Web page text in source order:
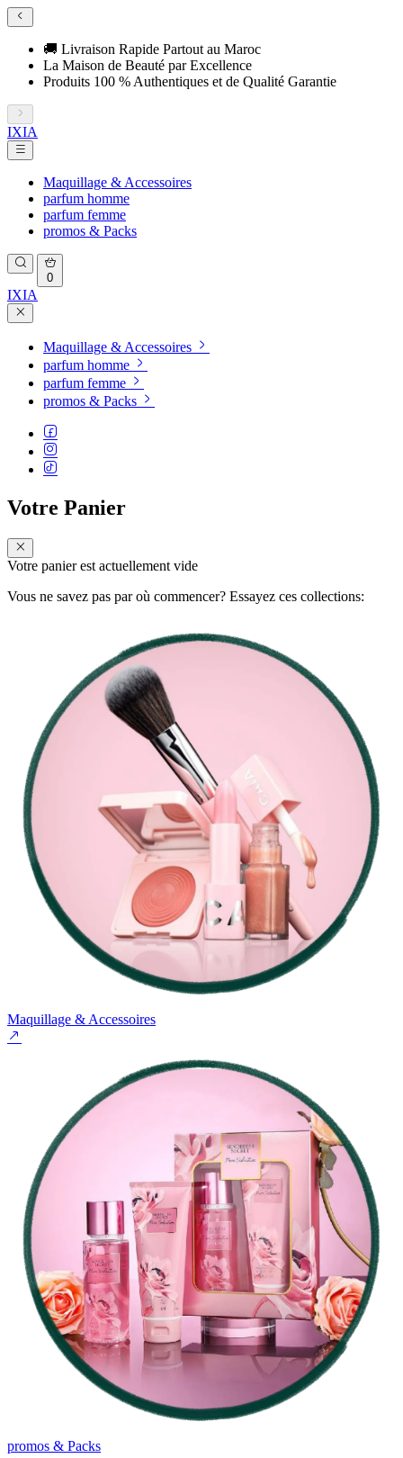
🚚 Livraison Rapide Partout au Maroc
La Maison de Beauté par Excellence
Produits 100 % Authentiques et de Qualité Garantie
IXIA
Maquillage & Accessoires
parfum homme
parfum femme
promos & Packs
0
IXIA
Maquillage & Accessoires
parfum homme
parfum femme
promos & Packs
Votre Panier
Votre panier est actuellement vide
Vous ne savez pas par où commencer? Essayez ces collections:
Maquillage & Accessoires
promos & Packs